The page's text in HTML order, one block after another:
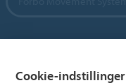
Cookie-indstillinger